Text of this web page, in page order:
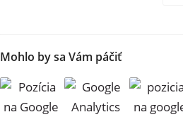
Mohlo by sa Vám páčiť